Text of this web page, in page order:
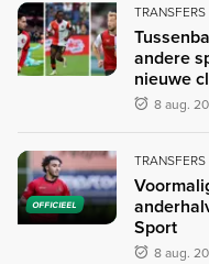
TRANSFERS
andere
nieuwe
8 aug.
OFFICIEEL
TRANSFERS
Sport
8 aug.